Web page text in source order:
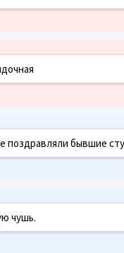
поздравляли бывшие
чушь.